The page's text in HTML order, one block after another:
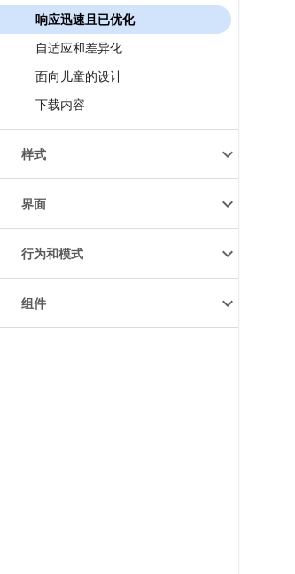
响应迅速且已优化
自适应和差异化
面向儿童的设计
下载内容
样式
界面
行为和模式
组件